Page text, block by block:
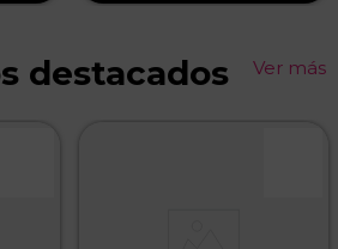
destacados Ver más